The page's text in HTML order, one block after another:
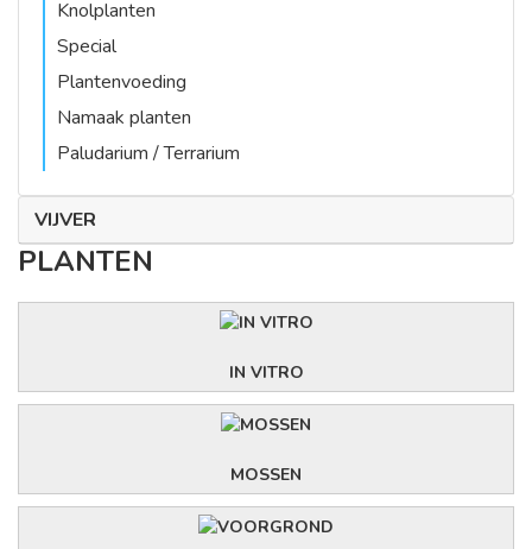
Knolplanten
Special
Plantenvoeding
Namaak planten
Paludarium / Terrarium
VIJVER
PLANTEN
IN VITRO
MOSSEN